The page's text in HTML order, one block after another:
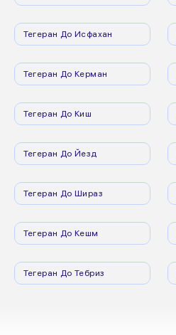
Тегеран До Исфахан
Тегеран До Керман
Тегеран До Киш
Тегеран До Йезд
Тегеран До Шираз
Тегеран До Кешм
Тегеран До Тебриз